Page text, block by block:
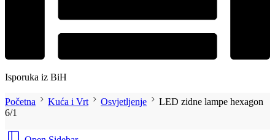
Isporuka iz BiH
Početna Kuća i Vrt Osvjetljenje
LED zidne lampe hexagon
6/1